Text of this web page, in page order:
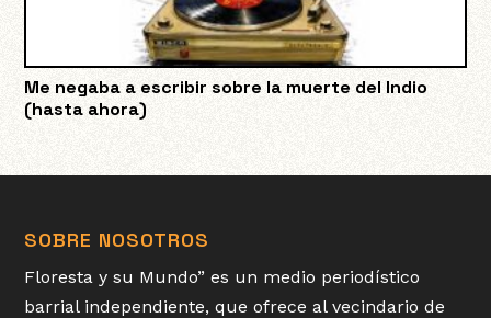
Me negaba a escribir sobre la muerte del Indio
(hasta ahora)
SOBRE NOSOTROS
Floresta y su Mundo” es un medio periodístico
barrial independiente, que ofrece al vecindario de